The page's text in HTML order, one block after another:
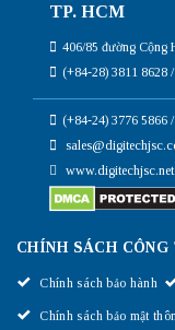
TP. HCM
406/85 đường Cộng
(+84-28) 3811 8628
(+84-24) 3776 5866
www.digitechjsc.net
CHÍNH SÁCH CÔNG
Chính sách bảo hành
Chính sách bảo mật